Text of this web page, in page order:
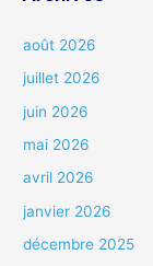
août 2026
juillet 2026
juin 2026
mai 2026
avril 2026
janvier 2026
décembre 2025